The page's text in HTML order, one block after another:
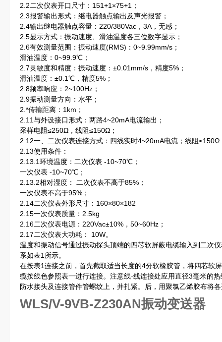
2.2二次仪表开口尺寸：151+1×75+1；
2.3报警输出形式：继电器触点输出及声光报警；
2.4输出继电器触点容量：220/380Vac，3A，无感；
2.5显示方式：振动速度、滑油温度各三位数字显示；
2.6有效测量范围：振动速度(RMS)：0~9.99mm/s；
滑油温度：0~99.9℃；
2.7灵敏度和精度：振动速度：±0.01mm/s，精度5%；
滑油温度：±0.1℃，精度5%；
2.8频率响应：2~100Hz；
2.9振动测量方向：水平；
2.*传输距离：1km；
2.11与外设接口形式：两路4~20mA电流输出；
采样电阻≤250Ω，线阻≤150Ω；
2.12一、二次仪表连接方式：四线实时4~20mA电流；线阻≤150Ω
2.13使用条件：
2.13.1环境温度：二次仪表 -10~70℃；
一次仪表 -10~70℃；
2.13.2相对湿度： 二次仪表不高于85%；
一次仪表不高于95%；
2.14二次仪表外形尺寸：160×80×182
2.15一次仪表质量：2.5kg
2.16二次仪表电源：220Vac±10%，50~60Hz；
2.17二次仪表大功耗： 10W。
温度和振动信号通过振动探头顶端的四芯软屏蔽电缆输入到二次
系如表1所示。
在按表1连接之前，首先截取适当长度的4分软橡胶管，将四芯软
缆按线色参照表一进行连接。注意线-线连接处应用直径3毫米的
防水接头及连接管件管螺纹上，并扎紧。后，用聚氯乙烯胶布将
WLS/V-9VB-Z230AN振动变送器